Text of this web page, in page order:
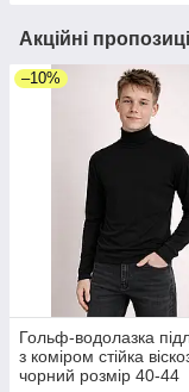
Акційні
–10%
Гольф-водолазка
з коміром стійка
чорний розмір 40-44